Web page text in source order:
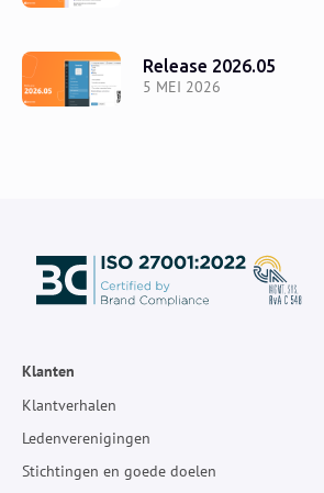
5 MEI 2026
Release 2026.05
Klanten
Klantverhalen
Ledenverenigingen
Stichtingen en goede doelen